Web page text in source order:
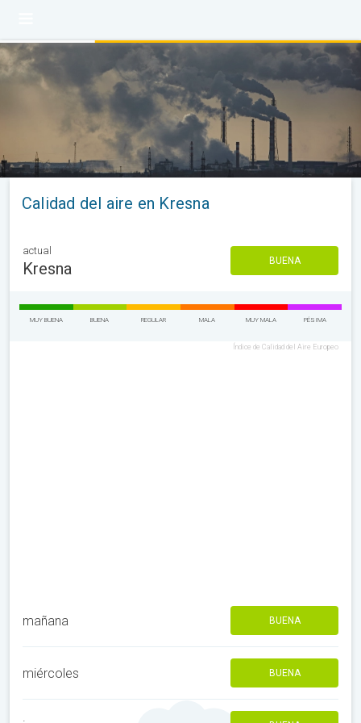
Calidad del aire en Kresna
actual
Kresna BUENA
MUY BUENA BUENA REGULAR MALA MUY MALA PÉSIMA
Índice de Calidad del Aire Europeo
mañana BUENA
miércoles BUENA